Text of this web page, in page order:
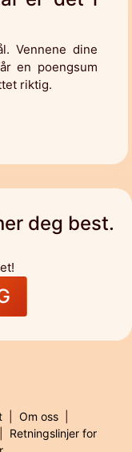
Vennene dine
en poengsum
riktig.
deg best.
| Om oss|
Retningslinjer for